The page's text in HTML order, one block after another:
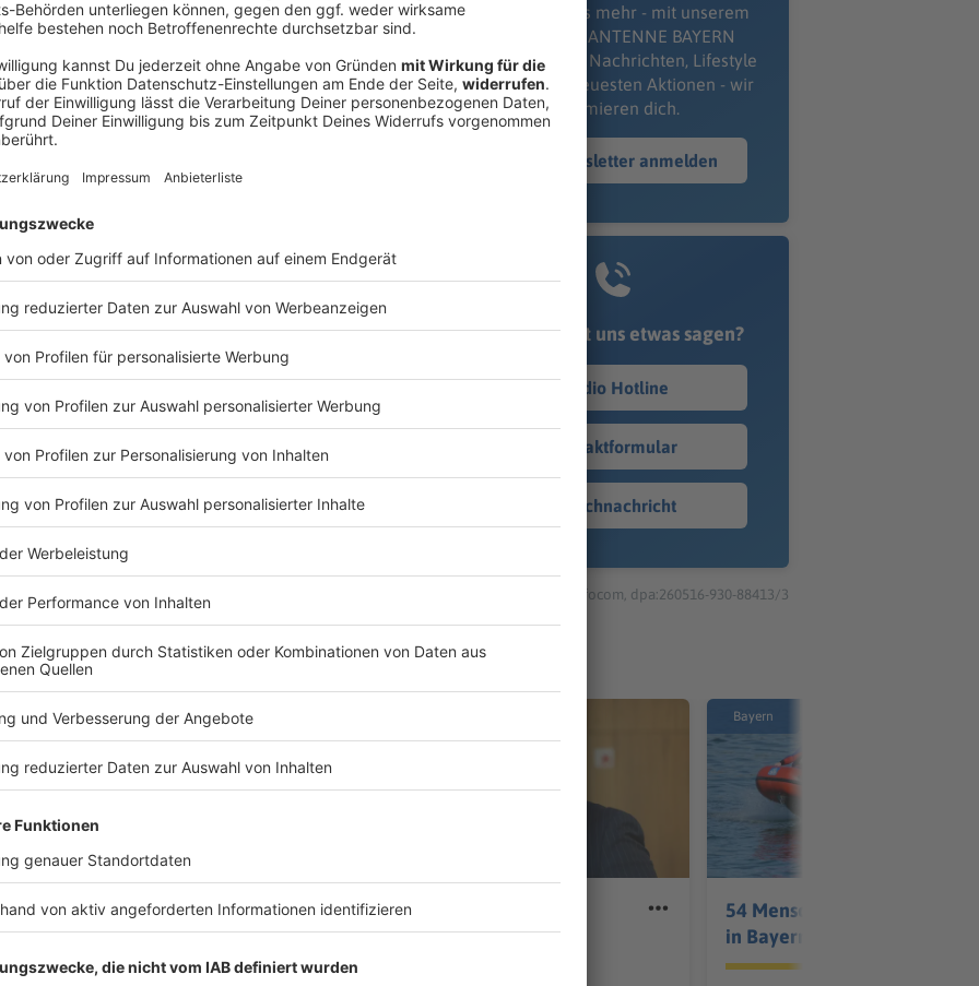
Welz und Frank Willenborg beenden ihre Karrieren.
gegen den FC Augsburg der 94. und letzte
ebenfalls nach Abpfiff, bevor er beim Gang in die
schrieb.
Verpass' nichts mehr - mit unserem
kostenlosen ANTENNE BAYERN
Newsletter. Ob Nachrichten, Lifestyle
oder unsere neuesten Aktionen - wir
informieren dich.
Zum Newsletter anmelden
Du möchtest uns etwas sagen?
Studio Hotline
Kontaktformular
Sprachnachricht
© dpa-infocom, dpa:260516-930-88413/3
Bayern
Schweinestall in
Flammen – über 1.000
Tiere tot
Verfassungsschutz
beobachtet AfD-
Bayern
54 Menschen ertrinken
in Bayern